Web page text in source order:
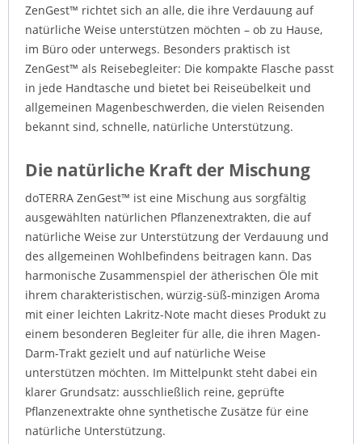
ZenGest™ richtet sich an alle, die ihre Verdauung auf
natürliche Weise unterstützen möchten – ob zu Hause,
im Büro oder unterwegs. Besonders praktisch ist
ZenGest™ als Reisebegleiter: Die kompakte Flasche passt
in jede Handtasche und bietet bei Reiseübelkeit und
allgemeinen Magenbeschwerden, die vielen Reisenden
bekannt sind, schnelle, natürliche Unterstützung.
Die natürliche Kraft der Mischung
doTERRA ZenGest™ ist eine Mischung aus sorgfältig
ausgewählten natürlichen Pflanzenextrakten, die auf
natürliche Weise zur Unterstützung der Verdauung und
des allgemeinen Wohlbefindens beitragen kann. Das
harmonische Zusammenspiel der ätherischen Öle mit
ihrem charakteristischen, würzig-süß-minzigen Aroma
mit einer leichten Lakritz-Note macht dieses Produkt zu
einem besonderen Begleiter für alle, die ihren Magen-
Darm-Trakt gezielt und auf natürliche Weise
unterstützen möchten. Im Mittelpunkt steht dabei ein
klarer Grundsatz: ausschließlich reine, geprüfte
Pflanzenextrakte ohne synthetische Zusätze für eine
natürliche Unterstützung.